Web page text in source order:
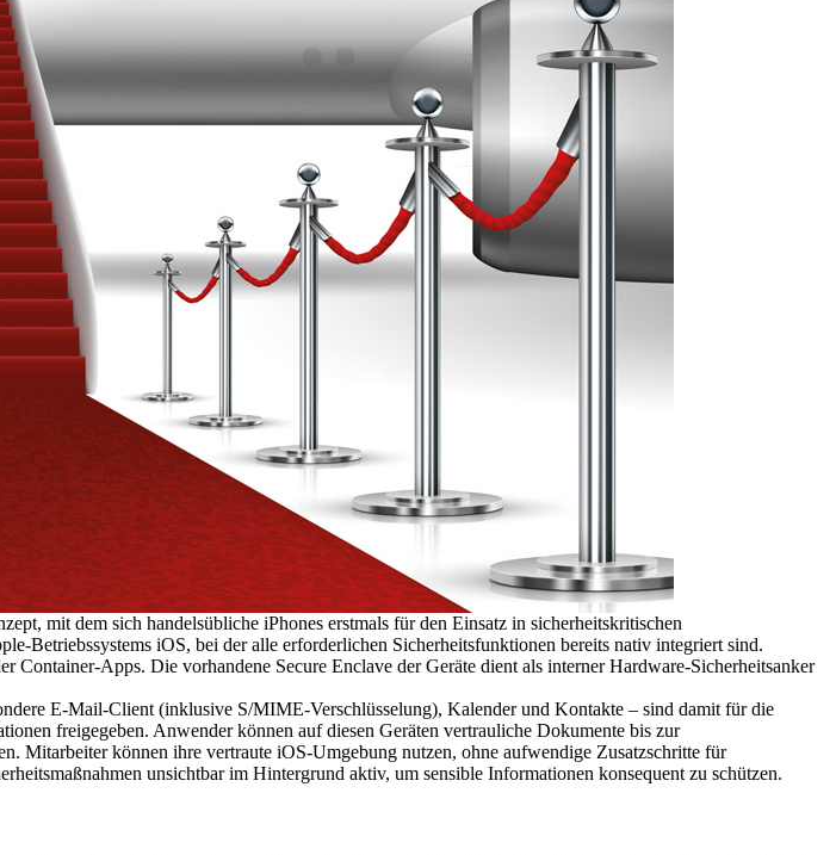
mit dem sich handelsübliche iPhones erstmals für den Einsatz in sicherheitskritischen
Betriebssystems iOS, bei der alle erforderlichen Sicherheitsfunktionen bereits nativ integriert sind.
Apps. Die vorhandene Secure Enclave der Geräte dient als interner Hardware-Sicherheitsanker
E-Mail-Client (inklusive S/MIME-Verschlüsselung), Kalender und Kontakte – sind damit für die
freigegeben. Anwender können auf diesen Geräten vertrauliche Dokumente bis zur
Mitarbeiter können ihre vertraute iOS-Umgebung nutzen, ohne aufwendige Zusatzschritte für
unsichtbar im Hintergrund aktiv, um sensible Informationen konsequent zu schützen.